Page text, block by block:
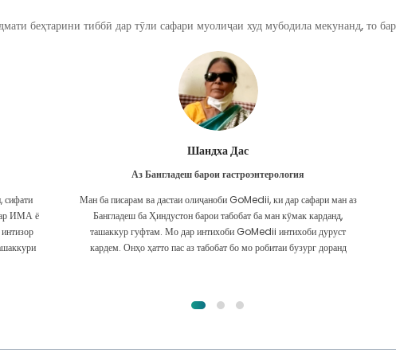
беҳтарини тиббӣ дар тӯли сафари муолиҷаи худ мубодила мекунанд, то
ман аз
Фурканул Ислом
Аз Бангладеш барои трансплантатсияи гурда
Ман тамоми умедро дода будам, ки барои мушкилоти гурдаам ҳама
гуна табобатро гирифта метавонам. Ин танҳо пас аз он буд, ки ман бо
лутфи Худо бо GoMedii дучор омадам ва бо онҳо тамос гирифтам.